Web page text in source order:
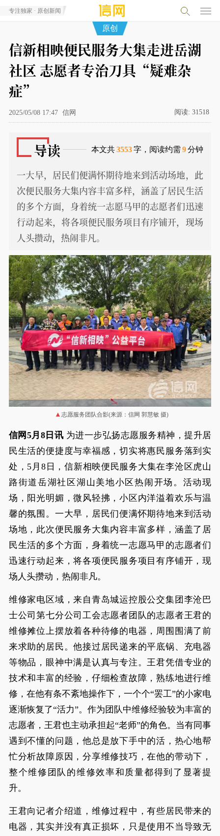
专注独家 · 原创新闻
原创
信新相映便民服务大集走进岳湖
社区 志愿者专治刀具“疑难杂
症”
2025/05/08 17:47 信网 阅读: 31518
导读 本文共3553字，阅读约需 9分钟
一大早，居民们便满怀期待地来到活动场地，此
次便民服务大集内容丰富多样，涵盖了居民生活
的多个方面，身着统一志愿马甲的志愿者们迅速
行动起来，将各项便民服务项目有序铺开，现场
人头攒动，热闹非凡。
志愿服务团队合影(来源：信网 郭慧敏 摄)
信网5月8日讯 为进一步弘扬志愿服务精神，提升居
民生活的便捷度与幸福感，切实将惠民服务落到实
处，5月8日，信新相映便民服务大集在李沧区虎山
路街道岳湖社区湖山美地小区热闹开场。活动现
场，阳光明媚，微风轻拂，小区内洋溢着欢乐与温
馨的氛围。一大早，居民们便满怀期待地来到活动
场地，此次便民服务大集内容丰富多样，涵盖了居
民生活的多个方面，身着统一志愿马甲的志愿者们
迅速行动起来，将各项便民服务项目有序铺开，现
场人头攒动，热闹非凡。
维修家电区域，来自青岛城运控股公交集团李沧巴
士公司第七分公司工会志愿者团队的志愿者王君的
维修摊位上摆放着各种待修的电器，周围围满了前
来求助的居民。他接过居民递来的平底锅、充电器
等物品，眼神中满是认真与专注。王君凭借专业的
技术和丰富的经验，仔细检查故障，熟练地进行维
修，在他有条不紊地操作下，一个个“罢工”的小家电
逐渐恢复了“活力”。作为团队中维修经验较为丰富的
志愿者，王君也主动承担起“老师”的角色。当有同事
遇到不懂的问题，他总是放下手中的活，热心地帮
忙分析故障原因，分享维修技巧，在他的带动下，
整个维修团队的维修效率和质量都得到了显著提
升。
王君向记者介绍道，维修过程中，有些居民带来的
电器，其实并没有真正损坏，只是使用不当导致无